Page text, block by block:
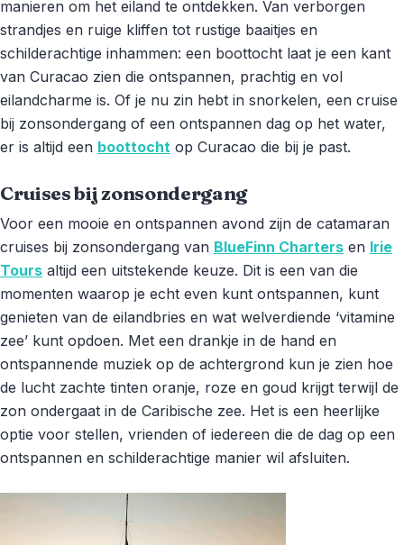
manieren om het eiland te ontdekken. Van verborgen
strandjes en ruige kliffen tot rustige baaitjes en
schilderachtige inhammen: een boottocht laat je een kant
van Curacao zien die ontspannen, prachtig en vol
eilandcharme is. Of je nu zin hebt in snorkelen, een cruise
bij zonsondergang of een ontspannen dag op het water,
er is altijd een boottocht op Curacao die bij je past.
Cruises bij zonsondergang
Voor een mooie en ontspannen avond zijn de catamaran
cruises bij zonsondergang van BlueFinn Charters en Irie
Tours altijd een uitstekende keuze. Dit is een van die
momenten waarop je echt even kunt ontspannen, kunt
genieten van de eilandbries en wat welverdiende ‘vitamine
zee’ kunt opdoen. Met een drankje in de hand en
ontspannende muziek op de achtergrond kun je zien hoe
de lucht zachte tinten oranje, roze en goud krijgt terwijl de
zon ondergaat in de Caribische zee. Het is een heerlijke
optie voor stellen, vrienden of iedereen die de dag op een
ontspannen en schilderachtige manier wil afsluiten.